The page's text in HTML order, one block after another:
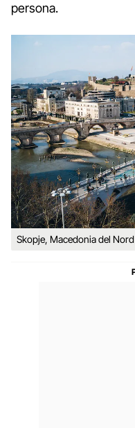
persona.
Skopje, Macedonia del Nord